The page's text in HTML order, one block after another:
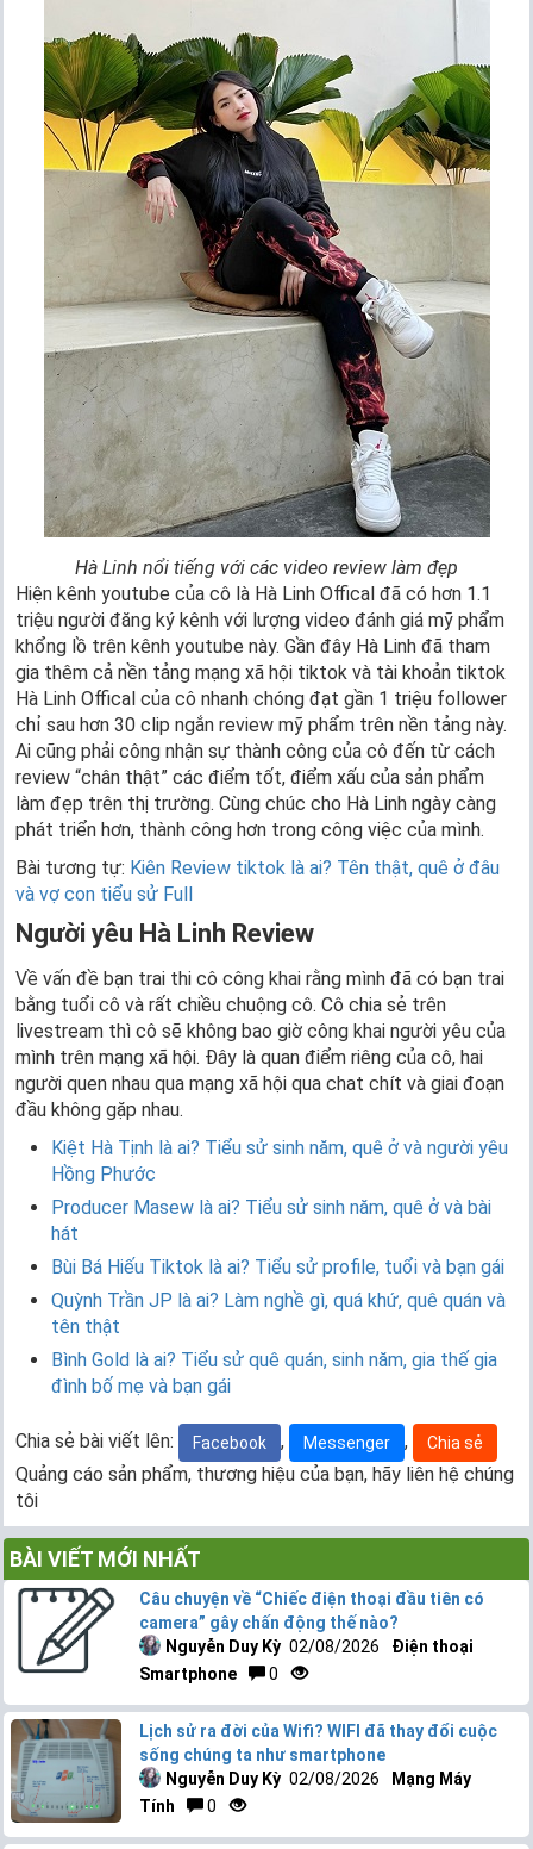
Hà Linh nổi tiếng với các video review làm đẹp
Hiện kênh youtube của cô là Hà Linh Offical đã có hơn 1.1
triệu người đăng ký kênh với lượng video đánh giá mỹ phẩm
khổng lồ trên kênh youtube này. Gần đây Hà Linh đã tham
gia thêm cả nền tảng mạng xã hội tiktok và tài khoản tiktok
Hà Linh Offical của cô nhanh chóng đạt gần 1 triệu follower
chỉ sau hơn 30 clip ngắn review mỹ phẩm trên nền tảng này.
Ai cũng phải công nhận sự thành công của cô đến từ cách
review “chân thật” các điểm tốt, điểm xấu của sản phẩm
làm đẹp trên thị trường. Cùng chúc cho Hà Linh ngày càng
phát triển hơn, thành công hơn trong công việc của mình.
Bài tương tự: Kiên Review tiktok là ai? Tên thật, quê ở đâu
và vợ con tiểu sử Full
Người yêu Hà Linh Review
Về vấn đề bạn trai thi cô công khai rằng mình đã có bạn trai
bằng tuổi cô và rất chiều chuộng cô. Cô chia sẻ trên
livestream thì cô sẽ không bao giờ công khai người yêu của
mình trên mạng xã hội. Đây là quan điểm riêng của cô, hai
người quen nhau qua mạng xã hội qua chat chít và giai đoạn
đầu không gặp nhau.
Kiệt Hà Tịnh là ai? Tiểu sử sinh năm, quê ở và người yêu
Hồng Phước
Producer Masew là ai? Tiểu sử sinh năm, quê ở và bài
hát
Bùi Bá Hiếu Tiktok là ai? Tiểu sử profile, tuổi và bạn gái
Quỳnh Trần JP là ai? Làm nghề gì, quá khứ, quê quán và
tên thật
Bình Gold là ai? Tiểu sử quê quán, sinh năm, gia thế gia
đình bố mẹ và bạn gái
Chia sẻ bài viết lên: Facebook , Messenger , Chia sẻ
Quảng cáo sản phẩm, thương hiệu của bạn, hãy liên hệ chúng
tôi
BÀI VIẾT MỚI NHẤT
Câu chuyện về “Chiếc điện thoại đầu tiên có
camera” gây chấn động thế nào?
Nguyễn Duy Kỳ 02/08/2026
Điện thoại
Smartphone
0
Lịch sử ra đời của Wifi? WIFI đã thay đổi cuộc
sống chúng ta như smartphone
Nguyễn Duy Kỳ 02/08/2026
Mạng Máy
Tính
0